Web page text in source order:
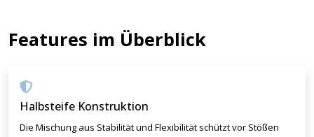
Features im Überblick
Halbsteife Konstruktion
Die Mischung aus Stabilität und Flexibilität schützt vor Stößen